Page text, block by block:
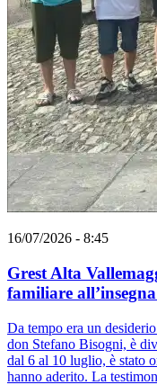
16/07/2026 - 8:45
Grest Alta
familiare
Da tempo era un
don Stefano Bisogni, è
dal 6 al 10 luglio, è stato
hanno aderito. La